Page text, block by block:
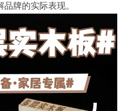
牌的实际表现。